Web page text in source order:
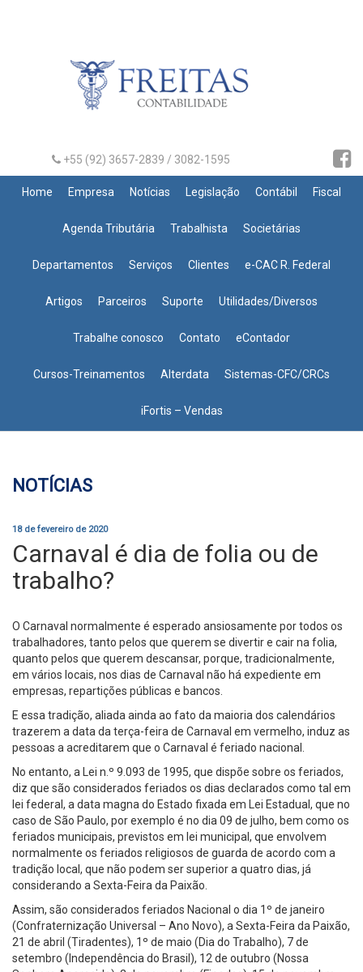
+55 (92) 3657-2839 / 3082-1595
Home Empresa Notícias Legislação Contábil Fiscal
Agenda Tributária Trabalhista Societárias
Departamentos Serviços Clientes e-CAC R. Federal
Artigos Parceiros Suporte Utilidades/Diversos
Trabalhe conosco Contato eContador
Cursos-Treinamentos Alterdata Sistemas-CFC/CRCs
iFortis – Vendas
NOTÍCIAS
18 de fevereiro de 2020
Carnaval é dia de folia ou de
trabalho?
O Carnaval normalmente é esperado ansiosamente por todos os
trabalhadores, tanto pelos que querem se divertir e cair na folia,
quanto pelos que querem descansar, porque, tradicionalmente,
em vários locais, nos dias de Carnaval não há expediente em
empresas, repartições públicas e bancos.
E essa tradição, aliada ainda ao fato da maioria dos calendários
trazerem a data da terça-feira de Carnaval em vermelho, induz as
pessoas a acreditarem que o Carnaval é feriado nacional.
No entanto, a Lei n.º 9.093 de 1995, que dispõe sobre os feriados,
diz que são considerados feriados os dias declarados como tal em
lei federal, a data magna do Estado fixada em Lei Estadual, que no
caso de São Paulo, por exemplo é no dia 09 de julho, bem como os
feriados municipais, previstos em lei municipal, que envolvem
normalmente os feriados religiosos de guarda de acordo com a
tradição local, que não podem ser superior a quatro dias, já
considerando a Sexta-Feira da Paixão.
Assim, são considerados feriados Nacional o dia 1º de janeiro
(Confraternização Universal – Ano Novo), a Sexta-Feira da Paixão,
21 de abril (Tiradentes), 1º de maio (Dia do Trabalho), 7 de
setembro (Independência do Brasil), 12 de outubro (Nossa